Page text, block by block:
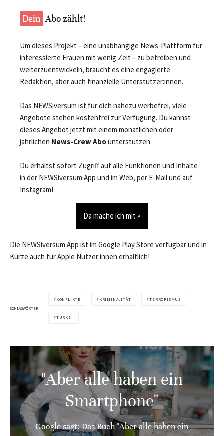
Dein Abo zählt!
Um dieses Projekt – eine unabhängige News-Plattform für
interessierte Frauen mit wenig Zeit – zu betreiben und
weiterzuentwickeln, braucht es eine engagierte
Redaktion, aber auch finanzielle Unterstützer:innen.
Das NEWSiversum ist für dich nahezu werbefrei, viele
Angebote stehen kostenfrei zur Verfügung. Du kannst
dieses Angebot jetzt mit einem monatlichen oder
jährlichen News-Crew Abounterstützen.
Du erhältst sofort Zugriff auf alle Funktionen und Inhalte
in der NEWSiversum App und im Web, per E-Mail und auf
Instagram!
Da mache ich mit »
Die NEWSiversum App ist im Google Play Store verfügbar und in
Kürze auch für Apple Nutzer:innen erhältlich!
SCHLAGWÖRTER
KONFLIKTE KRIMINALITÄT TERRORISMUS
TÜRKEI
"Aber alle haben ein
Smartphone"
Google sagt: Das Buch "Aber alle haben ein